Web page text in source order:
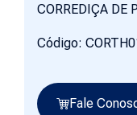
CORREDIÇA DE
Código:
Fale